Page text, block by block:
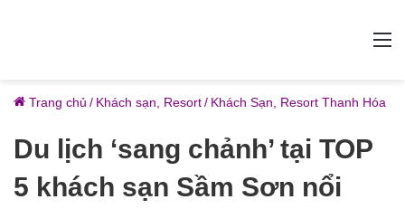
Trang chủ / Khách sạn, Resort/ Khách Sạn, Resort Thanh Hóa
Du lịch ‘sang chảnh’ tại TOP
5 khách sạn Sầm Sơn nổi